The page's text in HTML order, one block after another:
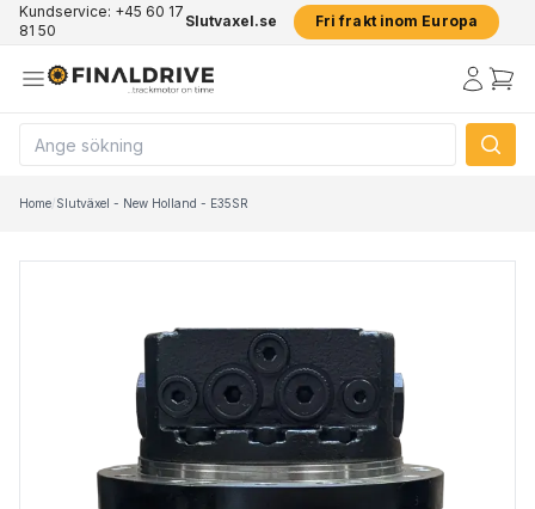
Kundservice: +45 60 17
81 50
Slutvaxel.se Fri frakt inom Europa
Home/Slutväxel - New Holland - E35SR